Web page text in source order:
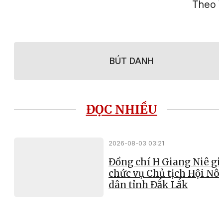
Theo
BÚT DANH
ĐỌC NHIỀU
2026-08-03 03:21
Đồng chí H Giang Niê
chức vụ Chủ tịch Hội
dân tỉnh Đắk Lắk